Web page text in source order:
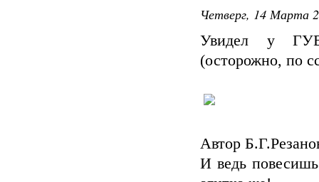
Четверг, 14 Марта
Увидел у
(осторожно, по
Автор
И ведь